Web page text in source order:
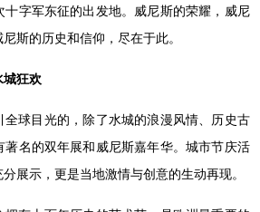
十字军东征的出发地。威尼斯的荣耀，威尼
斯的历史和信仰，尽在于此。
狂欢
全球目光的，除了水城的浪漫风情、历史古
著名的双年展和威尼斯嘉年华。城市节庆活
展示，更是当地激情与创意的生动再现。